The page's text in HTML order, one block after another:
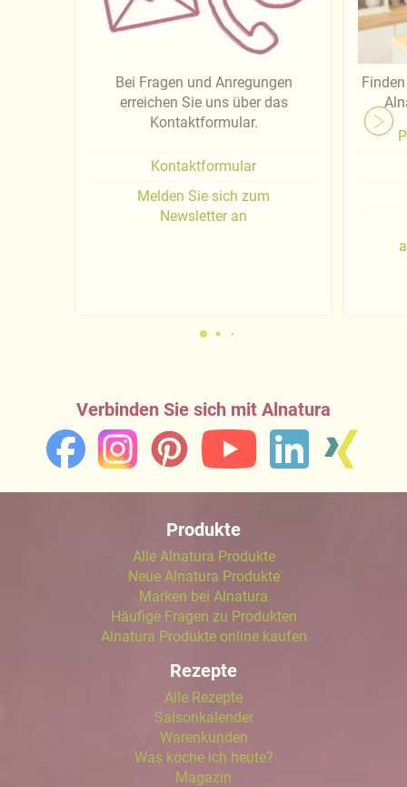
Bei Fragen und Anregungen
erreichen Sie uns über das
Kontaktformular.
Kontaktformular
Melden Sie sich zum
Newsletter an
Verbinden Sie sich mit Alnatura
Produkte
Alle Alnatura Produkte
Neue Alnatura Produkte
Marken bei Alnatura
Häufige Fragen zu Produkten
Alnatura Produkte online kaufen
Rezepte
Alle Rezepte
Saisonkalender
Warenkunden
Was koche ich heute?
Magazin